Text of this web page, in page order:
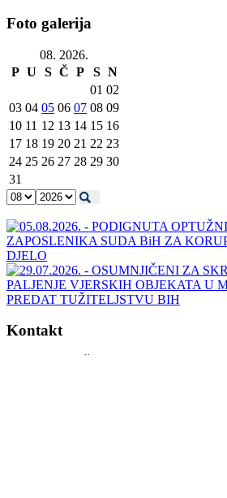
Foto galerija
08. 2026.
P U S Č P S N
01 02
03 04 05 06 07 08 09
10 11 12 13 14 15 16
17 18 19 20 21 22 23
24 25 26 27 28 29 30
31